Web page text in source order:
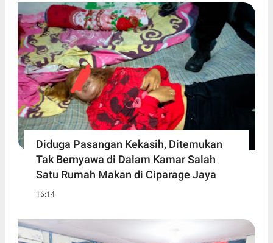
Diduga Pasangan Kekasih, Ditemukan
Tak Bernyawa di Dalam Kamar Salah
Satu Rumah Makan di Ciparage Jaya
16:14